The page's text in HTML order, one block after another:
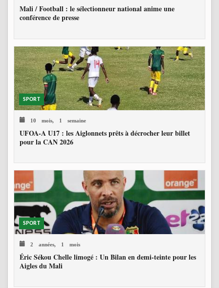
Mali / Football : le sélectionneur national anime une
conférence de presse
SPORT
10 mois, 1 semaine
UFOA-A U17 : les Aiglonnets prêts à décrocher leur billet
pour la CAN 2026
SPORT
2 années, 1 mois
Éric Sékou Chelle limogé : Un Bilan en demi-teinte pour les
Aigles du Mali